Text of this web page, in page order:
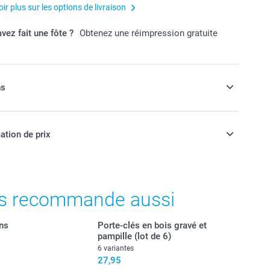
plus sur les options de livraison
fait une fôte ? Obtenez une réimpression gratuite
sachets de délicieux bonbons !
de prix
recommande aussi
Porte-clés en bois gravé et
pampille (lot de 6)
6 variantes
27,95